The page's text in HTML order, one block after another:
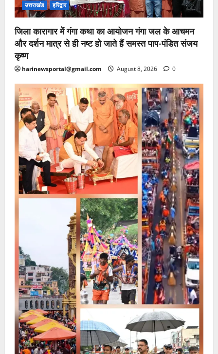
उत्तराखंड हरिद्वार
जिला कारागार में गंगा कथा का आयोजन गंगा जल के आचमन
और दर्शन मात्र से ही नष्ट हो जाते हैं समस्त पाप-पंडित संजय
कृष्ण
harinewsportal@gmail.com August 8, 2026 0